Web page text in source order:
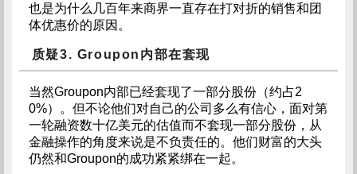
也是为什么几百年来商界一直存在打对折的销售和团
体优惠价的原因。
质疑3. Groupon内部在套现
当然Groupon内部已经套现了一部分股份（约占2
0%）。但不论他们对自己的公司多么有信心，面对第
一轮融资数十亿美元的估值而不套现一部分股份，从
金融操作的角度来说是不负责任的。他们财富的大头
仍然和Groupon的成功紧紧绑在一起。